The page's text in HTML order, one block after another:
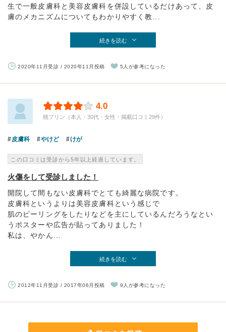
生で一般皮膚科と美容皮膚科を併設しているだけあって、皮
膚のメカニズムについてもわかりやすく教...
続きを読む
2020年11月受診 / 2020年11月投稿 5人が参考になった
4.0
桃プリン（本人・30代・女性・掲載口コミ29件）
皮膚科 やけど けが
この口コミは受診から5年以上経過しています。
火傷をして受診しました！
開院して間もない皮膚科でとても綺麗な病院です。
皮膚科というよりは美容皮膚科という感じで
肌のピーリングをしたりなどを主にしているんだろうなとい
うポスターや広告が貼ってありました！
私は、やかん...
続きを読む
2012年11月受診 / 2017年06月投稿 9人が参考になった